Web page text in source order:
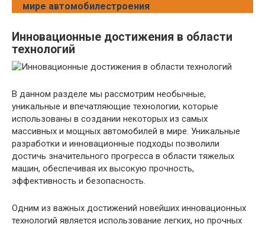
мире автомобилестроения
Инновационные достижения в области
технологий
В данном разделе мы рассмотрим необычные,
уникальные и впечатляющие технологии, которые
использованы в создании некоторых из самых
массивных и мощных автомобилей в мире. Уникальные
разработки и инновационные подходы позволили
достичь значительного прогресса в области тяжелых
машин, обеспечивая их высокую прочность,
эффективность и безопасность.
Одним из важных достижений новейших инновационных
технологий является использование легких, но прочных